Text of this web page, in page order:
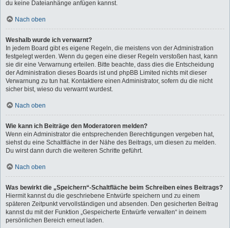
du keine Dateianhänge anfügen kannst.
Nach oben
Weshalb wurde ich verwarnt?
In jedem Board gibt es eigene Regeln, die meistens von der Administration
festgelegt werden. Wenn du gegen eine dieser Regeln verstoßen hast, kann
sie dir eine Verwarnung erteilen. Bitte beachte, dass dies die Entscheidung
der Administration dieses Boards ist und phpBB Limited nichts mit dieser
Verwarnung zu tun hat. Kontaktiere einen Administrator, sofern du die nicht
sicher bist, wieso du verwarnt wurdest.
Nach oben
Wie kann ich Beiträge den Moderatoren melden?
Wenn ein Administrator die entsprechenden Berechtigungen vergeben hat,
siehst du eine Schaltfläche in der Nähe des Beitrags, um diesen zu melden.
Du wirst dann durch die weiteren Schritte geführt.
Nach oben
Was bewirkt die „Speichern“-Schaltfläche beim Schreiben eines Beitrags?
Hiermit kannst du die geschriebene Entwürfe speichern und zu einem
späteren Zeitpunkt vervollständigen und absenden. Den gesicherten Beitrag
kannst du mit der Funktion „Gespeicherte Entwürfe verwalten“ in deinem
persönlichen Bereich erneut laden.